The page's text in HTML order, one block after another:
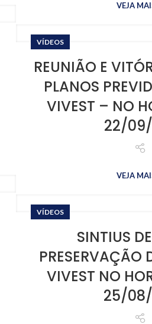
VEJA
VÍDEOS
REUNIÃO E
PLANOS
VIVEST – NO
22/
VEJA
VÍDEOS
SINTIUS
PRESERVAÇÃO
VIVEST NO
25/